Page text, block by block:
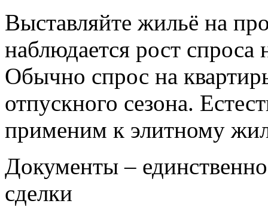
Выставляйте жильё на
наблюдается рост
Обычно спрос на
отпускного сезона.
применим к элитному
Документы –
сделки